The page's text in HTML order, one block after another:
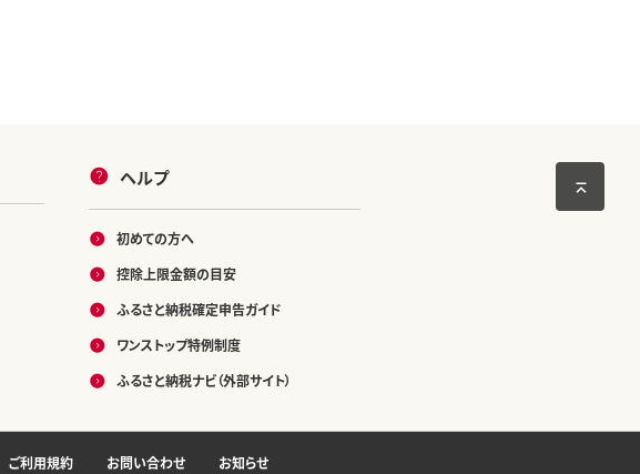
ヘルプ
初めての方へ
控除上限金額の目安
ふるさと納税確定申告ガイド
ワンストップ特例制度
ふるさと納税ナビ（外部サイト）
ご利用規約 お問い合わせ お知らせ